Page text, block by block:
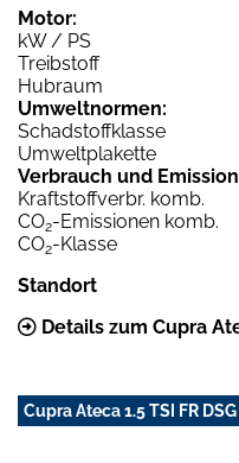
Motor:
kW / PS
Treibstoff
Hubraum
Umweltnormen:
Schadstoffklasse
Umweltplakette
Verbrauch und
Kraftstoffverbr. komb.
CO2-Emissionen komb.
CO2-Klasse
Standort
Details zum Cupra
Cupra Ateca 1.5 TSI FR